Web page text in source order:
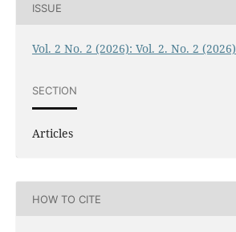
ISSUE
Vol. 2 No. 2 (2026): Vol. 2. No. 2 (2026)
SECTION
Articles
HOW TO CITE